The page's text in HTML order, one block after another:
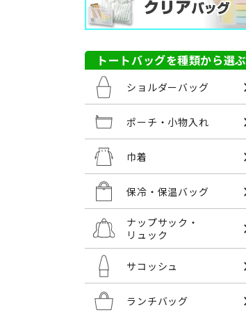
トートバッグを種類から選ぶ
ショルダーバッグ
ポーチ・小物入れ
巾着
保冷・保温バッグ
ナップサック・
リュック
サコッシュ
ランチバッグ